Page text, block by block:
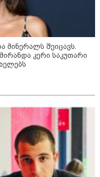
დეტალურად ვიცი...
ქართველები მე
ბარამიძე კი
ომში, გორში
ნათლობა მიღებული
დღეს კიევის
იქცა
მინერალს შეიცავს.
კერი საკუთარი